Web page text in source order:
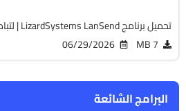
البرامج الشائعة
تحميل برنامج LizardSystems LanSend | لتبادل الرسائل لمشتركين الشبكة
7 MB
06/29/2026